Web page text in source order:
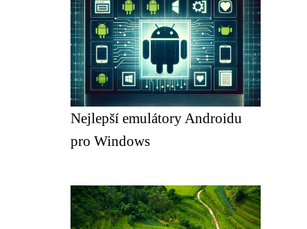
Nejlepší emulátory Androidu
pro Windows